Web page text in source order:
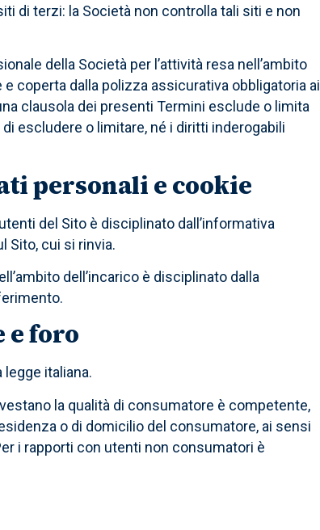
di terzi: la Società non controlla tali siti e non
della Società per l’attività resa nell’ambito
coperta dalla polizza assicurativa obbligatoria ai
clausola dei presenti Termini esclude o limita
escludere o limitare, né i diritti inderogabili
personali e cookie
del Sito è disciplinato dall’informativa
Sito, cui si rinvia.
dell’incarico è disciplinato dalla
e foro
italiana.
la qualità di consumatore è competente,
o di domicilio del consumatore, ai sensi
i rapporti con utenti non consumatori è